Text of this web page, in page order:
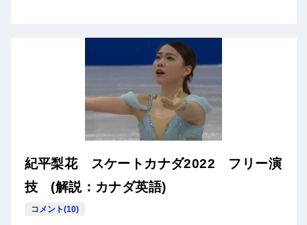
紀平梨花 スケートカナダ2022 フリー演
技 (解説：カナダ英語)
コメント(10)